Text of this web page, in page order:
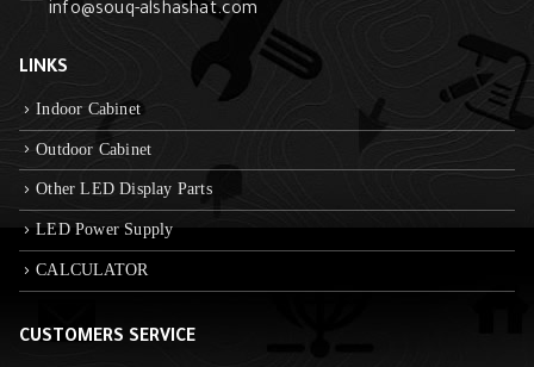
info@souq-alshashat.com
LINKS
Indoor Cabinet
Outdoor Cabinet
Other LED Display Parts
LED Power Supply
CALCULATOR
CUSTOMERS SERVICE